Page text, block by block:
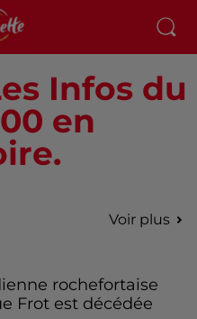
Infos du
en
Voir plus
rochefortaise
Frot est décédée